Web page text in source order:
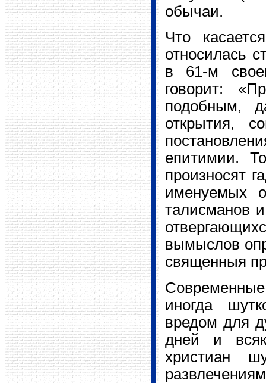
обычаи.
Что
относилась
в 61-м
говорит:
подобным,
открытия,
епитимии.
произносят
именуемых
талисманов
вымыслов
священныя
иногда
вредом для
дней и
христиан